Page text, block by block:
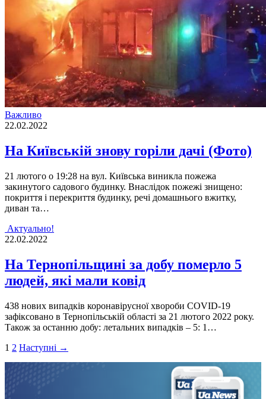
Важливо
22.02.2022
На Київській знову горіли дачі (Фото)
21 лютого о 19:28 на вул. Київська виникла пожежа
закинутого садового будинку. Внаслідок пожежі знищено:
покриття і перекриття будинку, речі домашнього вжитку,
диван та…
Актуально!
22.02.2022
На Тернопільщині за добу померло 5
людей, які мали ковід
438 нових випадків коронавірусної хвороби COVID-19
зафіксовано в Тернопільській області за 21 лютого 2022 року.
Також за останню добу: летальних випадків – 5: 1…
Пагінація
записів
1 2 Наступні →